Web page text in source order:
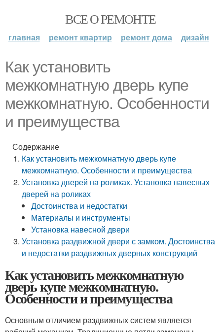
ВСЕ О РЕМОНТЕ
главная ремонт квартир ремонт дома дизайн
Как установить
межкомнатную дверь купе
межкомнатную. Особенности
и преимущества
Содержание
Как установить межкомнатную дверь купе
межкомнатную. Особенности и преимущества
Установка дверей на роликах. Установка навесных
дверей на роликах
Достоинства и недостатки
Материалы и инструменты
Установка навесной двери
Установка раздвижной двери с замком. Достоинства
и недостатки раздвижных дверных конструкций
Как установить межкомнатную
дверь купе межкомнатную.
Особенности и преимущества
Основным отличием раздвижных систем является